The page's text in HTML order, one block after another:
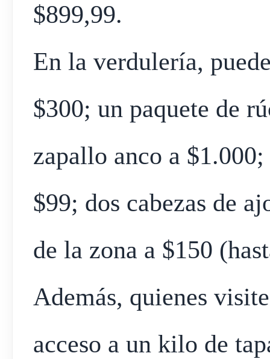
$899,99.
En la verdulería,
$300; un paquete de
zapallo anco a
$99; dos cabezas de
de la zona a $150
Además, quienes
acceso a un kilo de